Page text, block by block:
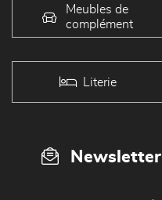
Meubles de
complément
Literie
Newsletter